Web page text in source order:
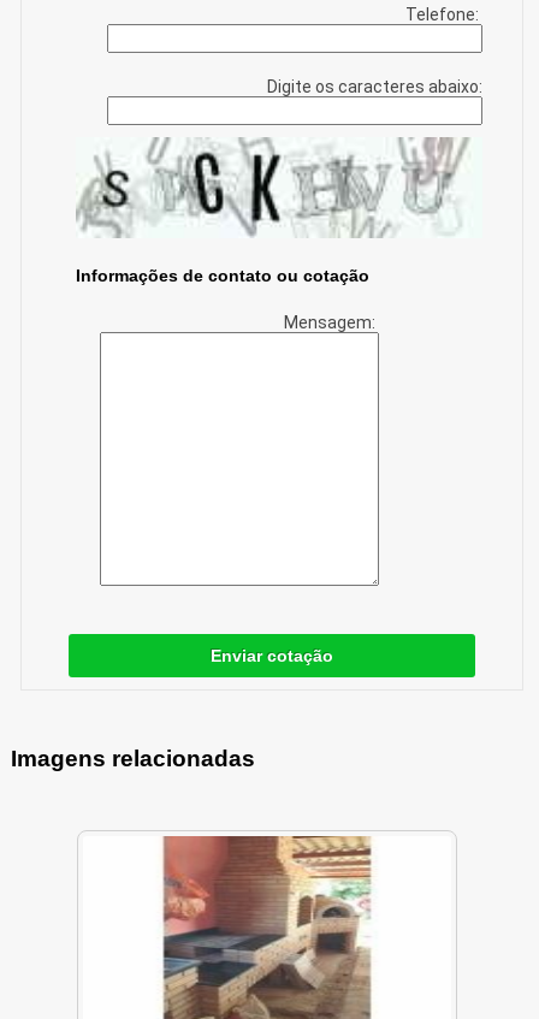
Telefone:
Digite os caracteres abaixo:
Informações de contato ou cotação
Mensagem:
Enviar cotação
Imagens relacionadas